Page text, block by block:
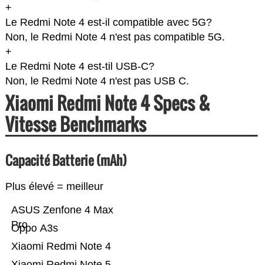
+
Le Redmi Note 4 est-il compatible avec 5G?
Non, le Redmi Note 4 n'est pas compatible 5G.
+
Le Redmi Note 4 est-til USB-C?
Non, le Redmi Note 4 n'est pas USB C.
Xiaomi Redmi Note 4 Specs &
Vitesse Benchmarks
Capacité Batterie (mAh)
Plus élevé = meilleur
Xiaomi Redmi Note 4
Oppo A3s
ASUS Zenfone 4 Max
Pro